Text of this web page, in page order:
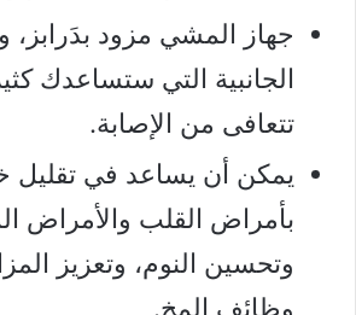
جهاز المشي مزود بدَرابز،
الجانبية التي ستساعدك
تتعافى من الإصابة.
يمكن أن يساعد في تقليل
بأمراض القلب والأمراض
وتحسين النوم، وتعزيز
وظائف المخ.